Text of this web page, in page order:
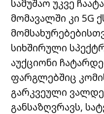
სამუშაო უკვე
მომავალში კი 5G
სიხშირული
აუქციონი
ფარგლებშიც
გარკვეული
განსაზღვრავს,